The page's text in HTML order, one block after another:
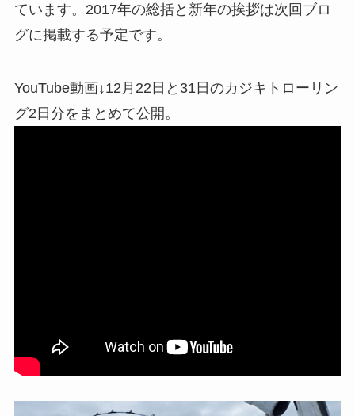
ています。2017年の総括と新年の挨拶は次回ブロ
グに掲載する予定です。
YouTube動画↓12月22日と31日のカジキトローリン
グ2日分をまとめて公開。